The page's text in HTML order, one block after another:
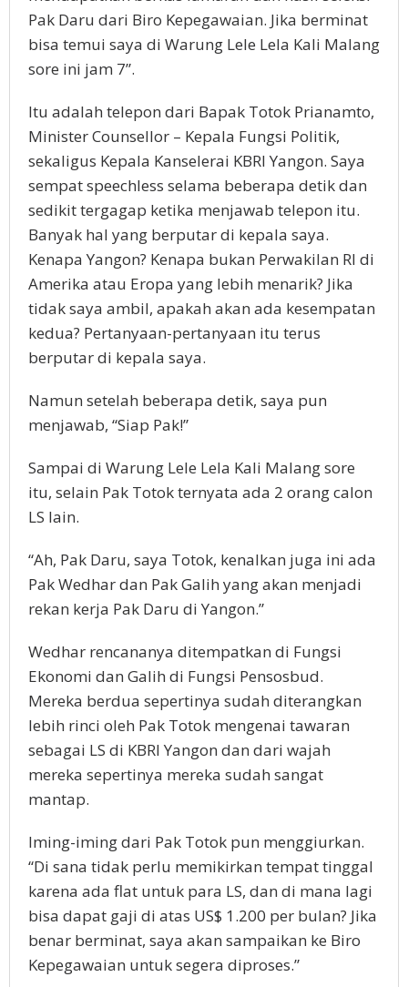
Pak Daru dari Biro Kepegawaian. Jika berminat
bisa temui saya di Warung Lele Lela Kali Malang
sore ini jam 7”.
Itu adalah telepon dari Bapak Totok Prianamto,
Minister Counsellor – Kepala Fungsi Politik,
sekaligus Kepala Kanselerai KBRI Yangon. Saya
sempat speechless selama beberapa detik dan
sedikit tergagap ketika menjawab telepon itu.
Banyak hal yang berputar di kepala saya.
Kenapa Yangon? Kenapa bukan Perwakilan RI di
Amerika atau Eropa yang lebih menarik? Jika
tidak saya ambil, apakah akan ada kesempatan
kedua? Pertanyaan-pertanyaan itu terus
berputar di kepala saya.
Namun setelah beberapa detik, saya pun
menjawab, “Siap Pak!”
Sampai di Warung Lele Lela Kali Malang sore
itu, selain Pak Totok ternyata ada 2 orang calon
LS lain.
“Ah, Pak Daru, saya Totok, kenalkan juga ini ada
Pak Wedhar dan Pak Galih yang akan menjadi
rekan kerja Pak Daru di Yangon.”
Wedhar rencananya ditempatkan di Fungsi
Ekonomi dan Galih di Fungsi Pensosbud.
Mereka berdua sepertinya sudah diterangkan
lebih rinci oleh Pak Totok mengenai tawaran
sebagai LS di KBRI Yangon dan dari wajah
mereka sepertinya mereka sudah sangat
mantap.
Iming-iming dari Pak Totok pun menggiurkan.
“Di sana tidak perlu memikirkan tempat tinggal
karena ada flat untuk para LS, dan di mana lagi
bisa dapat gaji di atas US$ 1.200 per bulan? Jika
benar berminat, saya akan sampaikan ke Biro
Kepegawaian untuk segera diproses.”